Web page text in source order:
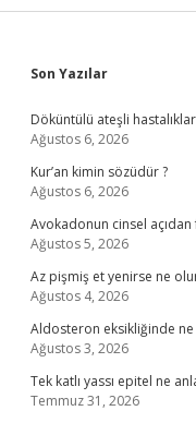
Sidebar
Son Yazılar
Döküntülü ateşli
Ağustos 6, 2026
Kur’an kimin sözüdür ?
Ağustos 6, 2026
Avokadonun cinsel
Ağustos 5, 2026
Az pişmiş et yenirse ne
Ağustos 4, 2026
Aldosteron eksikliğinde ne
Ağustos 3, 2026
Tek katlı yassı epitel ne
Temmuz 31, 2026